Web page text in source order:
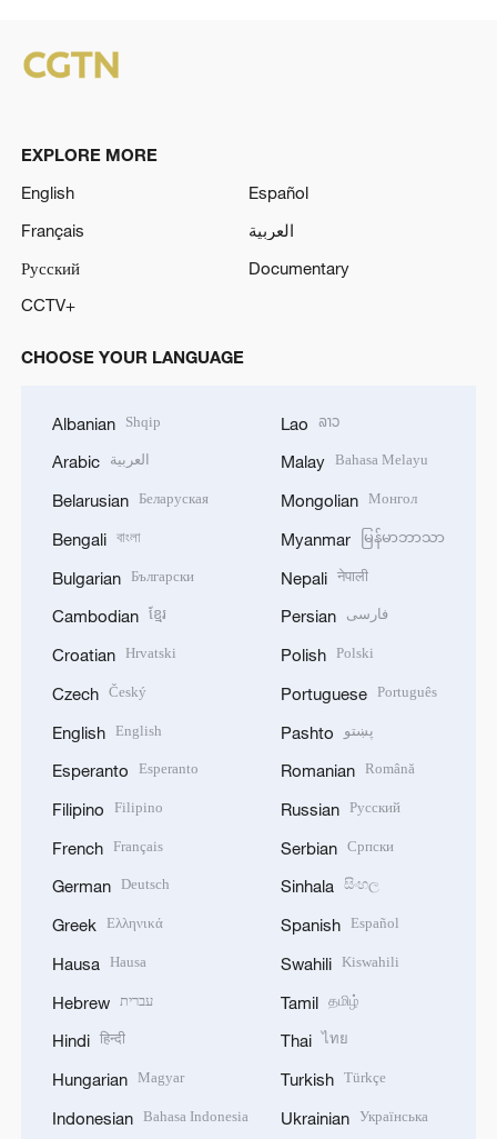
EXPLORE MORE
English
Español
Français
العربية
Русский
Documentary
CCTV+
CHOOSE YOUR LANGUAGE
Albanian Shqip
Arabic العربية
Belarusian Беларуская
Bengali বাংলা
Bulgarian Български
Cambodian ខ្មែរ
Croatian Hrvatski
Czech Český
English English
Esperanto Esperanto
Filipino Filipino
French Français
German Deutsch
Greek Ελληνικά
Hausa Hausa
Hebrew עברית
Hindi हिन्दी
Hungarian Magyar
Indonesian Bahasa Indonesia
Lao ລາວ
Malay Bahasa Melayu
Mongolian Монгол
Myanmar မြန်မာဘာသာ
Nepali नेपाली
Persian فارسی
Polish Polski
Portuguese Português
Pashto پښتو
Romanian Română
Russian Русский
Serbian Српски
Sinhala සිංහල
Spanish Español
Swahili Kiswahili
Tamil தமிழ்
Thai ไทย
Turkish Türkçe
Ukrainian Українська